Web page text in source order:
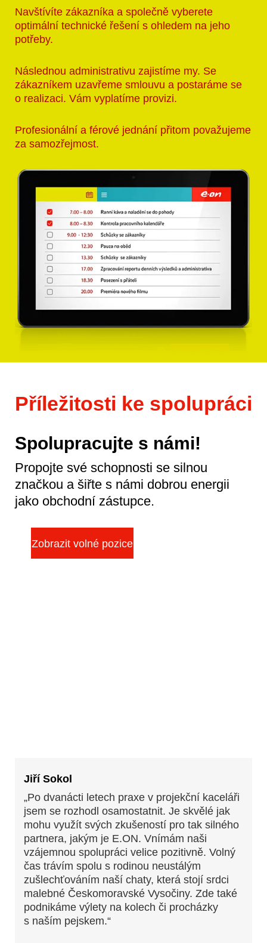
Navštívíte zákazníka a společně vyberete
optimální technické řešení s ohledem na jeho
potřeby.
Následnou administrativu zajistíme my. Se
zákazníkem uzavřeme smlouvu a postaráme se
o realizaci. Vám vyplatíme provizi.
Profesionální a férové jednání přitom považujeme
za samozřejmost.
Příležitosti ke spolupráci
Spolupracujte s námi!
Propojte své schopnosti se silnou
značkou a šiřte s námi dobrou energii
jako obchodní zástupce.
Zobrazit volné pozice
Jiří Sokol
„Po dvanácti letech praxe v projekční kaceláři
jsem se rozhodl osamostatnit. Je skvělé jak
mohu využít svých zkušeností pro tak silného
partnera, jakým je E.ON. Vnímám naši
vzájemnou spolupráci velice pozitivně. Volný
čas trávím spolu s rodinou neustálým
zušlechťováním naší chaty, která stojí srdci
malebné Českomoravské Vysočiny. Zde také
podnikáme výlety na kolech či procházky
s naším pejskem.“